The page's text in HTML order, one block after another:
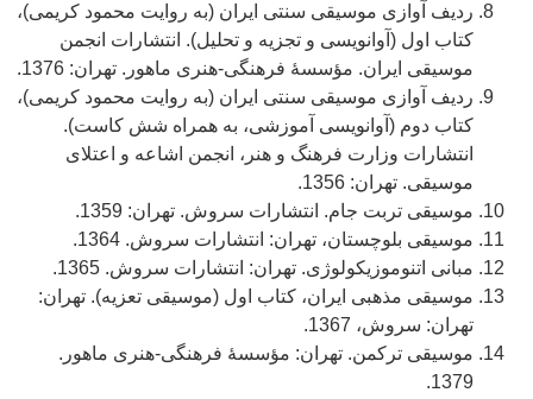
ردیف آوازی موسیقی سنتی ایران (به روایت محمود کریمی)،
کتاب اول (آوانویسی و تجزیه و تحلیل). انتشارات انجمن
موسیقی ایران. مؤسسۀ فرهنگی-هنری ماهور. تهران: 1376.
ردیف آوازی موسیقی سنتی ایران (به روایت محمود کریمی)،
کتاب دوم (آوانویسی آموزشی، به همراه شش کاست).
انتشارات وزارت فرهنگ و هنر، انجمن اشاعه و اعتلای
موسیقی. تهران: 1356.
موسیقی تربت جام. انتشارات سروش. تهران: 1359.
موسیقی بلوچستان، تهران: انتشارات سروش. 1364.
مبانی اتنوموزیکولوژی. تهران: انتشارات سروش. 1365.
موسیقی مذهبی ایران، کتاب اول (موسیقی تعزیه). تهران:
تهران: سروش، 1367.
موسیقی ترکمن. تهران: مؤسسۀ فرهنگی-هنری ماهور.
1379.